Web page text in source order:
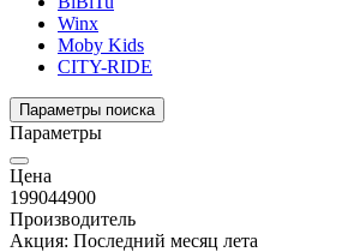
Winx
Moby Kids
CITY-RIDE
Параметры поиска
Параметры
Цена
199044900
Производитель
Акция: Последний месяц лета